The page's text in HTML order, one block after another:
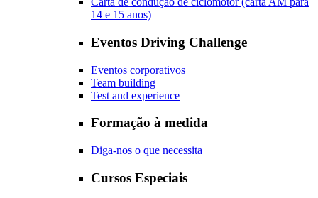
14 e 15 anos)
Eventos Driving Challenge
Eventos corporativos
Team building
Test and experience
Formação à medida
Diga-nos o que necessita
Cursos Especiais